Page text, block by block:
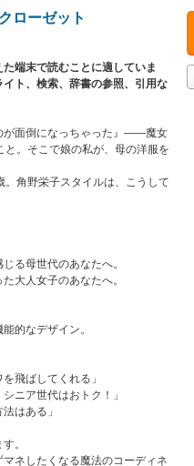
ディネートがいっぱい！
ブック！
ょ」
ローゼット
端末で読むことに適していま
ト、検索、辞書の参照、引用な
が面倒になっちゃった』――魔女
。そこで娘の私が、母の洋服を
角野栄子スタイルは、こうして
る母世代のあなたへ。
大人女子のあなたへ。
的なデザイン。
飛ばしてくれる」
ニア世代はおトク！」
はある」
。
ネしたくなる魔法のコーディネ